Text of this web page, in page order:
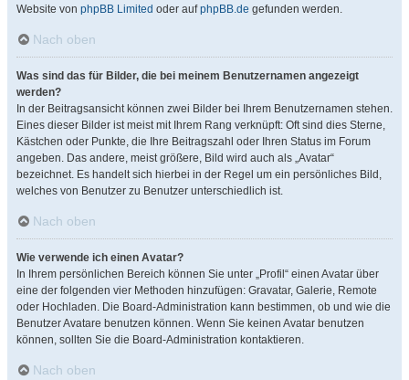
Website von phpBB Limited oder aufphpBB.de gefunden werden.
Nach oben
Was sind das für Bilder, die bei meinem Benutzernamen angezeigt
werden?
In der Beitragsansicht können zwei Bilder bei Ihrem Benutzernamen stehen.
Eines dieser Bilder ist meist mit Ihrem Rang verknüpft: Oft sind dies Sterne,
Kästchen oder Punkte, die Ihre Beitragszahl oder Ihren Status im Forum
angeben. Das andere, meist größere, Bild wird auch als „Avatar“
bezeichnet. Es handelt sich hierbei in der Regel um ein persönliches Bild,
welches von Benutzer zu Benutzer unterschiedlich ist.
Nach oben
Wie verwende ich einen Avatar?
In Ihrem persönlichen Bereich können Sie unter „Profil“ einen Avatar über
eine der folgenden vier Methoden hinzufügen: Gravatar, Galerie, Remote
oder Hochladen. Die Board-Administration kann bestimmen, ob und wie die
Benutzer Avatare benutzen können. Wenn Sie keinen Avatar benutzen
können, sollten Sie die Board-Administration kontaktieren.
Nach oben